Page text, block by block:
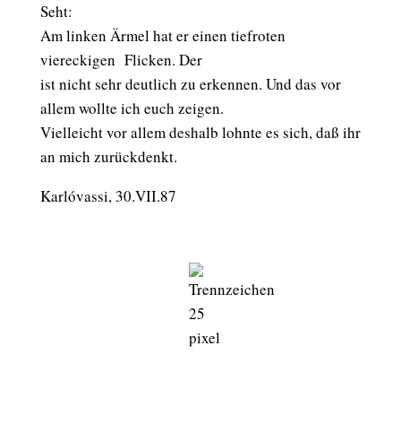
Seht:
Am linken Ärmel hat er einen tiefroten
viereckigen Flicken. Der
ist nicht sehr deutlich zu erkennen. Und das vor
allem wollte ich euch zeigen.
Vielleicht vor allem deshalb lohnte es sich, daß ihr
an mich zurückdenkt.
Karlóvassi, 30.VII.87